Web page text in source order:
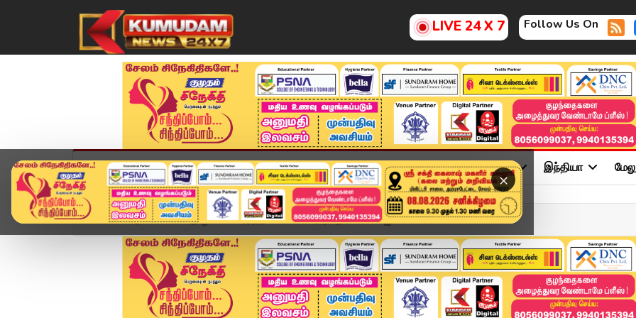
LIVE 24 X 7 Follow Us On
×
முகப்பு விளையாட்டு அண்மை தமிழ்நாடு சினிமா அரசியல் விளையாட்டு இந்தியா
Home அரசியல் அதிமுகவில் அடுத்த விக்கெட் அவுட்: தவெகவில் ஐக்க...